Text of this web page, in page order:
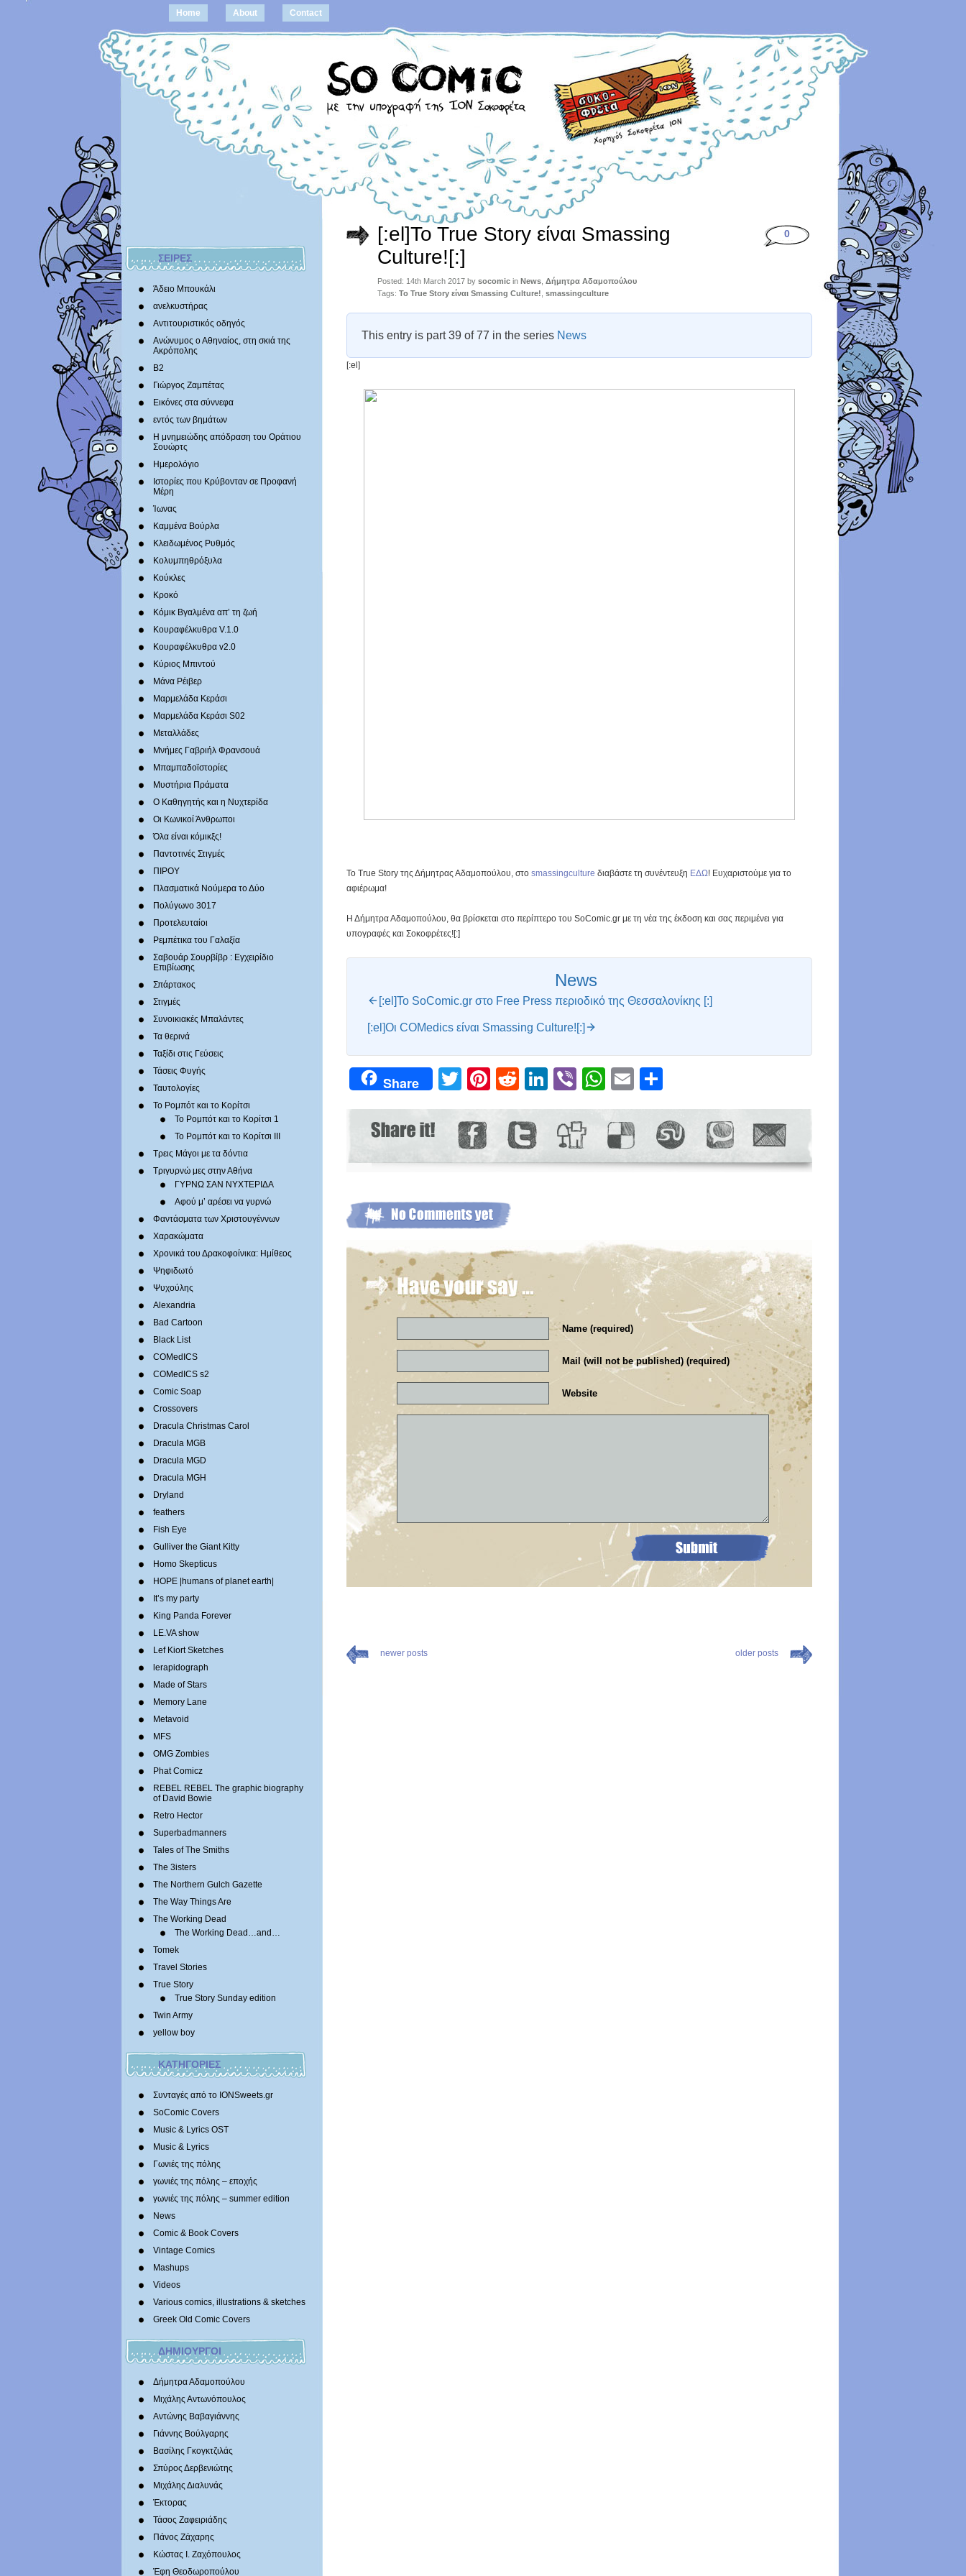
Home About Contact
ΣΕΙΡΕΣ
Άδειο Μπουκάλι
ανελκυστήρας
Αντιτουριστικός οδηγός
Ανώνυμος ο Αθηναίος, στη σκιά της
Ακρόπολης
Β2
Γιώργος Ζαμπέτας
Εικόνες στα σύννεφα
εντός των βημάτων
Η μνημειώδης απόδραση του Οράτιου
Σουώρτς
Ημερολόγιο
Ιστορίες που Κρύβονταν σε Προφανή
Μέρη
Ίωνας
Καμμένα Βούρλα
Κλειδωμένος Ρυθμός
Κολυμπηθρόξυλα
Κούκλες
Κροκό
Κόμικ Βγαλμένα απ’ τη ζωή
Κουραφέλκυθρα V.1.0
Κουραφέλκυθρα v2.0
Κύριος Μπιντού
Μάνα Ρέιβερ
Μαρμελάδα Κεράσι
Μαρμελάδα Κεράσι S02
Μεταλλάδες
Mνήμες Γαβριήλ Φρανσουά
Μπαμπαδοϊστορίες
Μυστήρια Πράματα
Ο Καθηγητής και η Νυχτερίδα
Οι Κωνικοί Άνθρωποι
Όλα είναι κόμικξς!
Παντοτινές Στιγμές
ΠΙΡΟΥ
Πλασματικά Νούμερα το Δύο
Πολύγωνο 3017
Προτελευταίοι
Ρεμπέτικα του Γαλαξία
Σαβουάρ Σουρβίβρ : Εγχειρίδιο
Επιβίωσης
Σπάρτακος
Στιγμές
Συνοικιακές Μπαλάντες
Τα θερινά
Ταξίδι στις Γεύσεις
Τάσεις Φυγής
Ταυτολογίες
Το Ρομπότ και το Κορίτσι
Το Ρομπότ και το Κορίτσι 1
Το Ρομπότ και το Κορίτσι III
Τρεις Μάγοι με τα δόντια
Τριγυρνώ μες στην Αθήνα
ΓΥΡΝΩ ΣΑΝ ΝΥΧΤΕΡΙΔΑ
Αφού μ’ αρέσει να γυρνώ
Φαντάσματα των Χριστουγέννων
Χαρακώματα
Χρονικά του Δρακοφοίνικα: Ημίθεος
Ψηφιδωτό
Ψυχούλης
Alexandria
Bad Cartoon
Black List
COMedICS
COMedICS s2
Comic Soap
Crossovers
Dracula Christmas Carol
Dracula MGB
Dracula MGD
Dracula MGH
Dryland
feathers
Fish Eye
Gulliver the Giant Kitty
Homo Skepticus
HOPE |humans of planet earth|
It’s my party
King Panda Forever
LE.VA show
Lef Kiort Sketches
lerapidograph
Made of Stars
Memory Lane
Metavoid
MFS
OMG Zombies
Phat Comicz
REBEL REBEL The graphic biography
of David Bowie
Retro Hector
Superbadmanners
Tales of The Smiths
The 3isters
The Northern Gulch Gazette
The Way Things Are
The Working Dead
The Working Dead…and…
Tomek
Travel Stories
True Story
True Story Sunday edition
Twin Army
yellow boy
ΚΑΤΗΓΟΡΙΕΣ
Συνταγές από το IONSweets.gr
SoComic Covers
Music & Lyrics OST
Music & Lyrics
Γωνιές της πόλης
γωνιές της πόλης – εποχής
γωνιές της πόλης – summer edition
News
Comic & Book Covers
Vintage Comics
Mashups
Videos
Various comics, illustrations & sketches
Greek Old Comic Covers
ΔΗΜΙΟΥΡΓΟΙ
Δήμητρα Αδαμοπούλου
Μιχάλης Αντωνόπουλος
Αντώνης Βαβαγιάννης
Γιάννης Βούλγαρης
Βασίλης Γκογκτζιλάς
Σπύρος Δερβενιώτης
Mιχάλης Διαλυνάς
Έκτορας
Τάσος Ζαφειριάδης
Πάνος Ζάχαρης
Κώστας Ι. Ζαχόπουλoς
Έφη Θεοδωροπούλου
[:el]To True Story είναι Smassing
Culture![:]
Posted: 14th March 2017 by socomic in News Δήμητρα Αδαμοπούλου
Tags: To True Story είναι Smassing Culture! smassingculture
0
This entry is part 39 of 77 in the series News
[:el]
Το True Story της Δήμητρας Αδαμοπούλου, στο smassingculture διαβάστε τη συνέντευξη ΕΔΩ! Ευχαριστούμε για το
αφιέρωμα!
Η Δήμητρα Αδαμοπούλου, θα βρίσκεται στο περίπτερο του SoComic.gr με τη νέα της έκδοση και σας περιμένει για
υπογραφές και Σοκοφρέτες![:]
News
[:el]Το SoComic.gr στο Free Press περιοδικό της Θεσσαλονίκης [:]
[:el]Οι COMedics είναι Smassing Culture![:]
Share Twitter
Pinterest
RedditLinkedIn
ViberWhatsApp
Email
Name (required)
Mail (will not be published) (required)
Website
newer posts older posts